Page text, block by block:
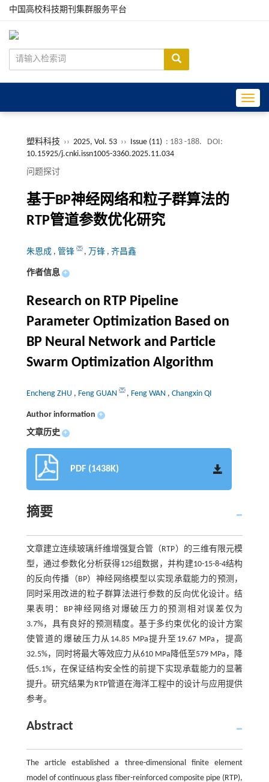
中国高校科技期刊集群服务平台
塑料科技 ›› 2025, Vol. 53 ›› Issue (11) : 183 -188.
DOI:
10.15925/j.cnki.issn1005-3360.2025.11.034
问题探讨
基于BP神经网络和粒子群算法的
RTP管道参数优化研究
朱恩成 , 管锋 , 万锋 , 齐昌鑫
作者信息 +
Research on RTP Pipeline
Parameter Optimization Based on
BP Neural Network and Particle
Swarm Optimization Algorithm
Encheng ZHU , Feng GUAN , Feng WAN , Changxin QI
Author information +
文章历史 +
PDF (1438K)
摘要
文章建立连续玻璃纤维增强复合管（RTP）的三维有限元模
型，通过参数化分析获得125组数据，并构建10-15-8-4结构
的反向传播（BP）神经网络模型以实现承载能力的预测，
同时采用改进的粒子群算法进行参数的反向优化设计。结
果表明：BP神经网络对爆破压力的预测相对误差仅为
3.7%，具有良好的预测精度。基于多约束优化的设计方案
使管道的爆破压力从14.85 MPa提升至19.67 MPa，提高
32.5%，同时将最大等效应力从610 MPa降低至579 MPa，降
低5.1%，在保证结构安全性的前提下实现承载能力的显著
提升。研究结果为RTP管道在海洋工程中的设计与应用提供
参考。
Abstract
The article established a three-dimensional finite element
model of continuous glass fiber-reinforced composite pipe (RTP),